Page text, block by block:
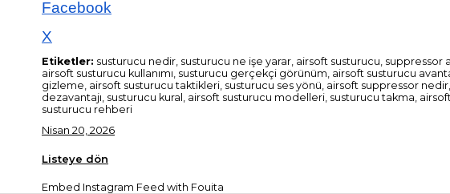
Facebook
X
Etiketler: susturucu nedir, susturucu ne işe yarar, airsoft susturucu,
airsoft susturucu kullanımı, susturucu gerçekçi görünüm, airsoft susturucu
gizleme, airsoft susturucu taktikleri, susturucu ses yönü, airsoft suppressor
dezavantajı, susturucu kural, airsoft susturucu modelleri, susturucu takma,
susturucu rehberi
Nisan 20, 2026
Listeye dön
Embed Instagram Feed with Fouita